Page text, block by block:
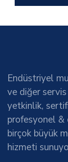
Endüstriyel
ve diğer servis
yetkinlik,
profesyonel &
birçok büyük
hizmeti